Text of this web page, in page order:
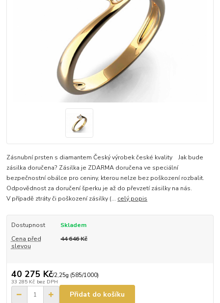
Zásnubní prsten s diamantem Český výrobek české kvality Jak bude
zásilka doručena? Zásilka je ZDARMA doručena ve speciální
bezpečnostní obálce pro ceniny, kterou nelze bez poškození rozbalit.
Odpovědnost za doručení šperku je až do převzetí zásilky na nás.
V případě ztráty či poškození zásilky (... celý popis
Dostupnost
Skladem
Cena před
slevou
44 646 Kč
40 275 Kč/2,25g (585/1000)
33 285 Kč bez DPH
Přidat do košíku